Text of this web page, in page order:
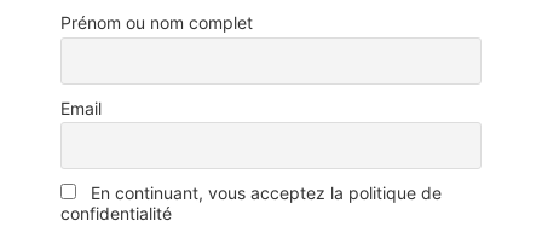
Prénom ou nom complet
Email
En continuant, vous acceptez la politique de
confidentialité